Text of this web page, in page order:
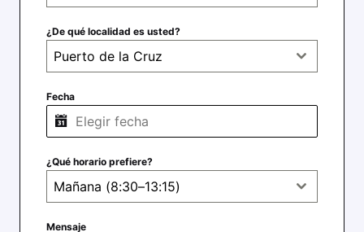
¿De qué localidad es usted?
Puerto de la Cruz
Fecha
¿Qué horario prefiere?
Mañana (8:30–13:15)
Mensaje